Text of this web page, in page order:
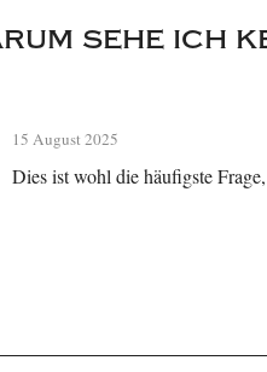
sehe ich
15 August 2025
Dies ist wohl die häufigste